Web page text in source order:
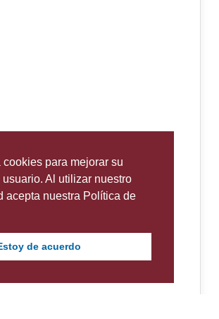
cookies para mejorar su
Al utilizar nuestro
acepta nuestra Política de
de acuerdo